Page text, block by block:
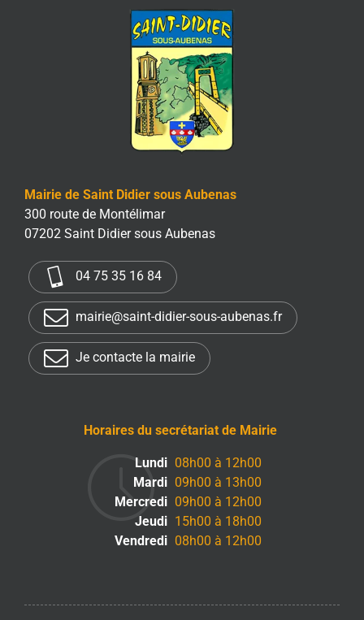
Mairie de Saint Didier sous Aubenas
300 route de Montélimar
07202 Saint Didier sous Aubenas
04 75 35 16 84
mairie@saint-didier-sous-aubenas.fr
Je contacte la mairie
Horaires du secrétariat de Mairie
Lundi 08h00 à 12h00
Mardi 09h00 à 13h00
Mercredi 09h00 à 12h00
Jeudi 15h00 à 18h00
Vendredi 08h00 à 12h00